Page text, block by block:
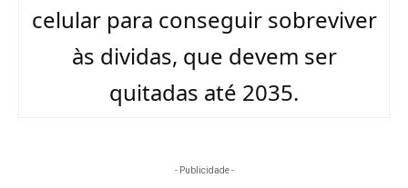
celular para conseguir sobreviver
às dividas, que devem ser
quitadas até 2035.
- Publicidade -